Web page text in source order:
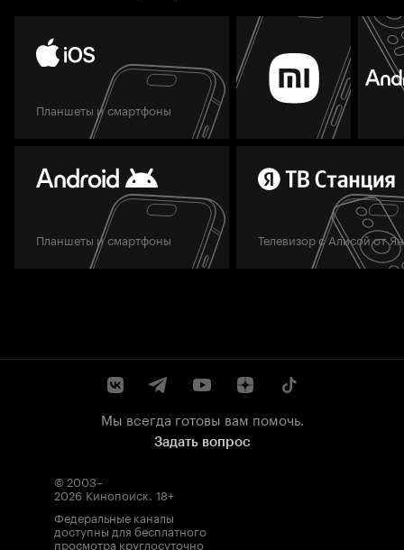
Планшеты и смартфоны
Планшеты и смартфоны Телевизор с Алисой от
Мы всегда готовы вам помочь.
Задать вопрос
© 2003–
2026 Кинопоиск. 18+
Федеральные каналы
доступны для бесплатного
просмотра круглосуточно